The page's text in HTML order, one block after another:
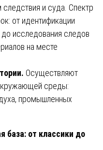
и суда. Спектр
от идентификации
исследования следов
на месте
Осуществляют
среды:
промышленных
база: от классики до